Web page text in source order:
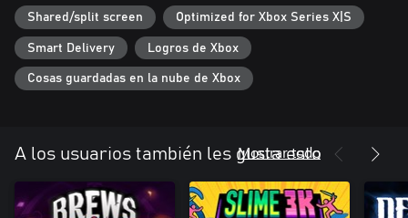
Shared/split screen Optimized for Xbox Series X|S
Smart Delivery Logros de Xbox
Cosas guardadas en la nube de Xbox
A los usuarios también les gusta esto
Mostrar todo